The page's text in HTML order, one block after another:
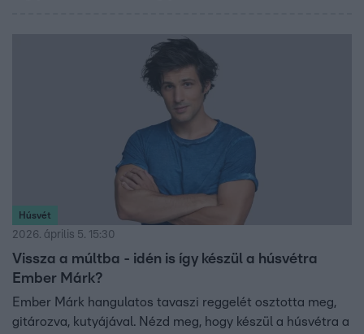
Húsvét
2026. április 5. 15:30
Vissza a múltba - idén is így készül a húsvétra
Ember Márk?
Ember Márk hangulatos tavaszi reggelét osztotta meg,
gitározva, kutyájával. Nézd meg, hogy készül a húsvétra a